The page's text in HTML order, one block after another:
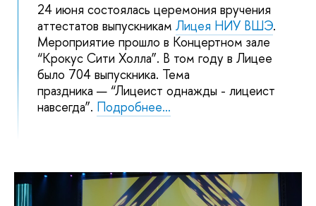
24 июня состоялась церемония вручения
аттестатов выпускникамЛицея НИУ ВШЭ.
Мероприятие прошло в Концертном зале
“Крокус Сити Холла”. В том году в Лицее
было 704 выпускника. Тема
праздника — “Лицеист однажды - лицеист
навсегда”. Подробнее…